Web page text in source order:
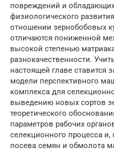
повреждений и
физиологического
отношении зернобобовых
отличаются пониженной
высокой степенью
разнокачественности.
настоящей главе ставится
модели перспективного
комплекса для
выведению новых сортов
теоретического
параметров рабочих
селекционного процесса и,
посева семян и обмолота